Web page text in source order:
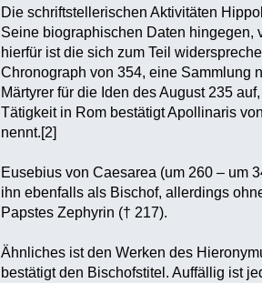
Die schriftstellerischen Aktivitäten
Seine biographischen Daten hingegen,
hierfür ist die sich zum Teil
Chronograph von 354, eine Sammlung
Märtyrer für die Iden des August 235
Tätigkeit in Rom bestätigt Apollinaris
nennt.[2]
Eusebius von Caesarea (um 260 – um
ihn ebenfalls als Bischof, allerdings
Papstes Zephyrin († 217).
Ähnliches ist den Werken des
bestätigt den Bischofstitel. Auffällig ist